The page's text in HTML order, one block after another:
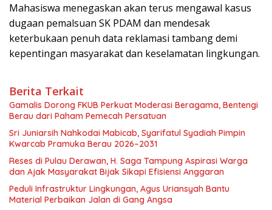
Mahasiswa menegaskan akan terus mengawal kasus
dugaan pemalsuan SK PDAM dan mendesak
keterbukaan penuh data reklamasi tambang demi
kepentingan masyarakat dan keselamatan lingkungan.
Berita Terkait
Gamalis Dorong FKUB Perkuat Moderasi Beragama, Bentengi
Berau dari Paham Pemecah Persatuan
Sri Juniarsih Nahkodai Mabicab, Syarifatul Syadiah Pimpin
Kwarcab Pramuka Berau 2026–2031
Reses di Pulau Derawan, H. Saga Tampung Aspirasi Warga
dan Ajak Masyarakat Bijak Sikapi Efisiensi Anggaran
Peduli Infrastruktur Lingkungan, Agus Uriansyah Bantu
Material Perbaikan Jalan di Gang Angsa